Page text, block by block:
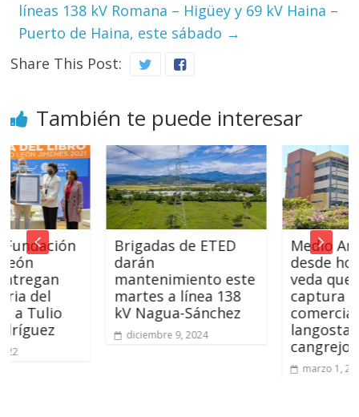
líneas 138 kV Romana – Higüey y 69 kV Haina –
Puerto de Haina, este sábado →
Share This Post:
También te puede interesar
Brigadas de ETED
mantenimiento este
martes a línea 138
kV Nagua-Sánchez
diciembre 9, 2024
Medio
desde hoy inicia
veda que
captura y
langostas y
cangrejos
marzo 1, 2022